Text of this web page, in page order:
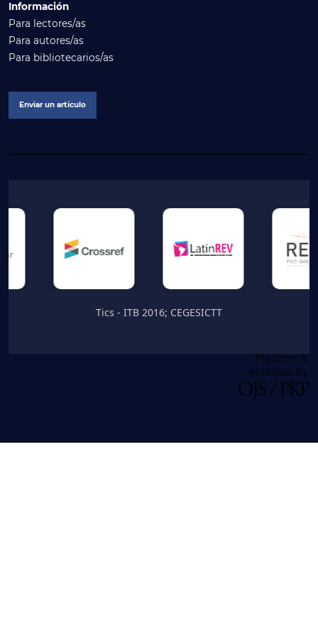
Información
Para lectores/as
Para autores/as
Para bibliotecarios/as
Enviar un artículo
Tics - ITB 2016; CEGESICTT